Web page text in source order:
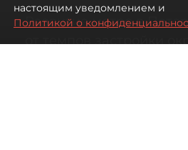
Развитие метро в
от темпов застройки
настоящим уведомлением и
Политикой о